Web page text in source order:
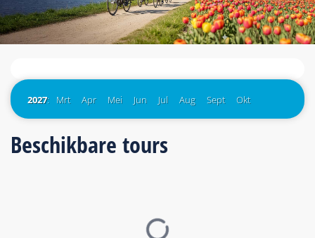
2027: Mrt Apr Mei Jun Jul Aug Sept Okt
Beschikbare tours